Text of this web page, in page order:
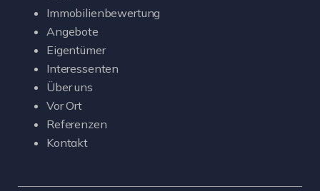
Immobilienbewertung
Angebote
Eigentümer
Interessenten
Über uns
Vor Ort
Referenzen
Kontakt